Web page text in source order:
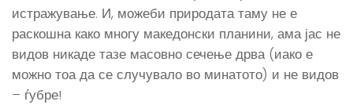
истражување. И, можеби природата таму не е
раскошна како многу македонски планини, ама јас не
видов никаде тазе масовно сечење дрва (иако е
можно тоа да се случувало во минатото) и не видов
– ѓубре!